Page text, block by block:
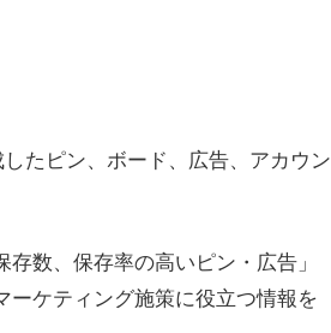
たピン、ボード、広告、アカウン
数、保存率の高いピン・広告」
ーケティング施策に役立つ情報を